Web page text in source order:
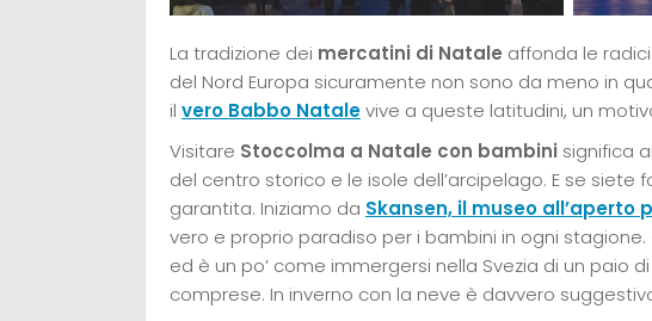
La tradizione dei mercatini di Natale affonda le
del Nord Europa sicuramente non sono da meno in
il vero Babbo Natalevive a queste latitudini, un
Visitare Stoccolma a Natale con bambini significa
del centro storico e le isole dell’arcipelago. E se
garantita. Iniziamo da Skansen, il museo all’aperto
vero e proprio paradiso per i bambini in ogni
ed è un po’ come immergersi nella Svezia di un paio
comprese. In inverno con la neve è davvero